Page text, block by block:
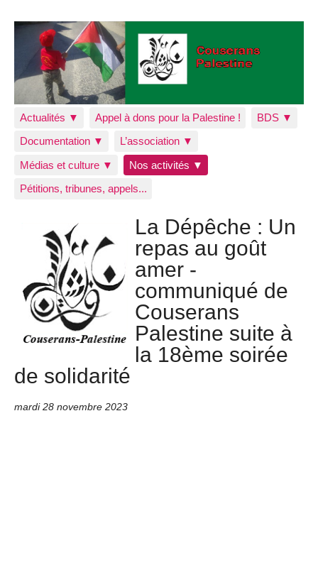
Actualités ▼ Appel à dons pour la Palestine !
BDS ▼
Documentation ▼
L’association ▼
Médias et culture ▼
Nos activités ▼
Pétitions, tribunes, appels...
La Dépêche : Un
repas au goût
amer -
communiqué de
Couserans
Palestine suite à
la 18ème soirée
de solidarité
mardi 28 novembre 2023